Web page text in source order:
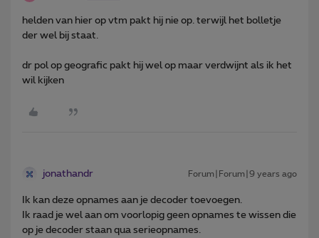
helden van hier op vtm pakt hij nie op. terwijl het bolletje
der wel bij staat.
dr pol op geografic pakt hij wel op maar verdwijnt als ik het
wil kijken
jonathandr Forum|Forum|9 years ago
Ik kan deze opnames aan je decoder toevoegen.
Ik raad je wel aan om voorlopig geen opnames te wissen die
op je decoder staan qua serieopnames.